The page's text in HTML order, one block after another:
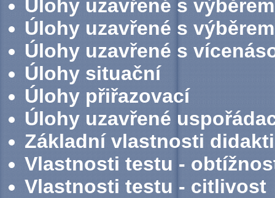
Úlohy uzavřené s
Úlohy uzavřené s
Úlohy uzavřené s
Úlohy situační
Úlohy přiřazovací
Úlohy uzavřené
Základní vlastnosti
Vlastnosti testu -
Vlastnosti testu - citlivost